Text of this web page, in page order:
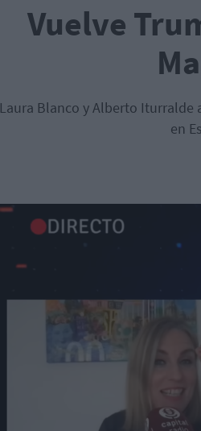
Vuelve
Laura Blanco y Alberto
en